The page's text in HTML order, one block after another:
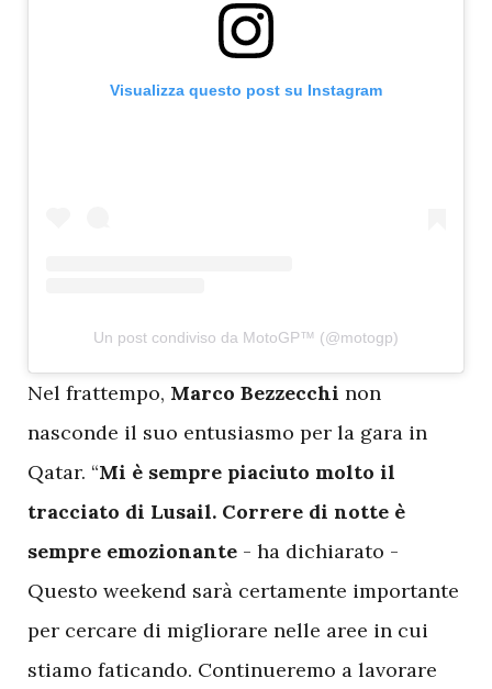
Visualizza questo post su Instagram
Un post condiviso da MotoGP™ (@motogp)
Nel frattempo, Marco Bezzecchi non
nasconde il suo entusiasmo per la gara in
Qatar. “Mi è sempre piaciuto molto il
tracciato di Lusail. Correre di notte è
sempre emozionante - ha dichiarato -
Questo weekend sarà certamente importante
per cercare di migliorare nelle aree in cui
stiamo faticando. Continueremo a lavorare